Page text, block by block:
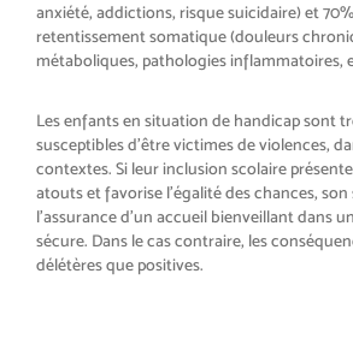
anxiété, addictions, risque suicidaire) et 70%
retentissement somatique (douleurs
métaboliques, pathologies inflammatoires,
Les enfants en situation de handicap sont
susceptibles d’être victimes de violences,
contextes. Si leur inclusion scolaire
atouts et favorise l’égalité des chances, son
l’assurance d’un accueil bienveillant dans
sécure. Dans le cas contraire, les
délétèresque positives.